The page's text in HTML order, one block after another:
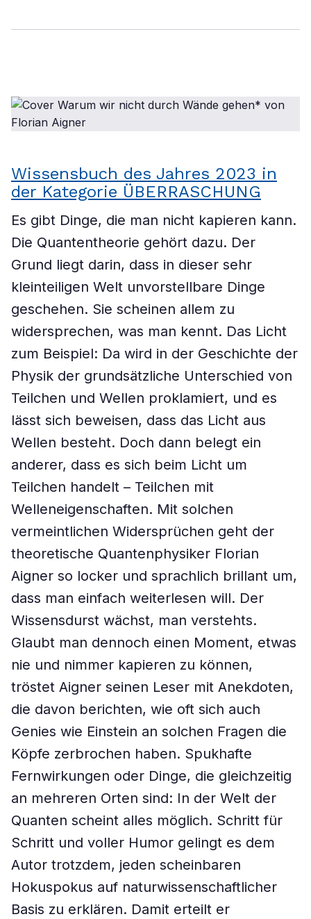
Wissensbuch des Jahres 2023 in
der Kategorie ÜBERRASCHUNG
Es gibt Dinge, die man nicht kapieren kann.
Die Quantentheorie gehört dazu. Der
Grund liegt darin, dass in dieser sehr
kleinteiligen Welt unvorstellbare Dinge
geschehen. Sie scheinen allem zu
widersprechen, was man kennt. Das Licht
zum Beispiel: Da wird in der Geschichte der
Physik der grundsätzliche Unterschied von
Teilchen und Wellen proklamiert, und es
lässt sich beweisen, dass das Licht aus
Wellen besteht. Doch dann belegt ein
anderer, dass es sich beim Licht um
Teilchen handelt – Teilchen mit
Welleneigenschaften. Mit solchen
vermeintlichen Widersprüchen geht der
theoretische Quantenphysiker Florian
Aigner so locker und sprachlich brillant um,
dass man einfach weiterlesen will. Der
Wissensdurst wächst, man verstehts.
Glaubt man dennoch einen Moment, etwas
nie und nimmer kapieren zu können,
tröstet Aigner seinen Leser mit Anekdoten,
die davon berichten, wie oft sich auch
Genies wie Einstein an solchen Fragen die
Köpfe zerbrochen haben. Spukhafte
Fernwirkungen oder Dinge, die gleichzeitig
an mehreren Orten sind: In der Welt der
Quanten scheint alles möglich. Schritt für
Schritt und voller Humor gelingt es dem
Autor trotzdem, jeden scheinbaren
Hokuspokus auf naturwissenschaftlicher
Basis zu erklären. Damit erteilt er